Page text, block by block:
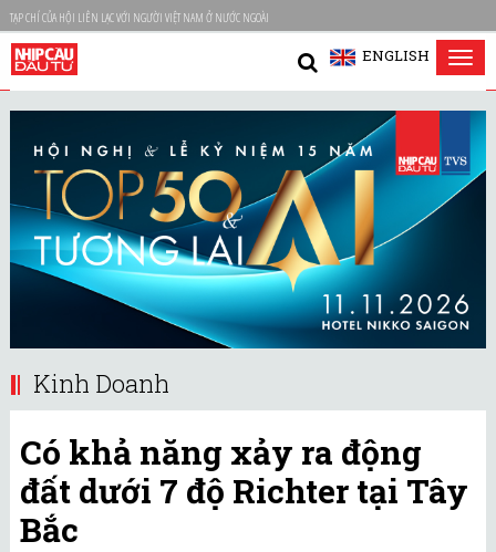
TẠP CHÍ CỦA HỘI LIÊN LẠC VỚI NGƯỜI VIỆT NAM Ở NƯỚC NGOÀI
ENGLISH
Kinh Doanh
Có khả năng xảy ra động
đất dưới 7 độ Richter tại Tây
Bắc